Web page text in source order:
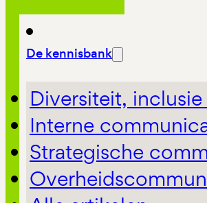
De kennisbank
Diversiteit,
Interne
Strategische